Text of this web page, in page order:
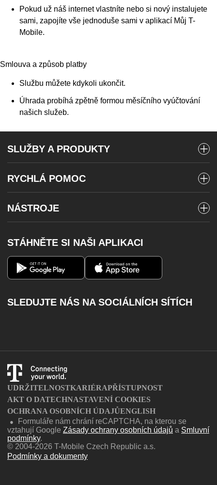
Pokud už náš internet vlastníte nebo si nový instalujete
sami, zapojíte vše jednoduše sami v aplikací Můj T-
Mobile.
Smlouva a způsob platby
Službu můžete kdykoli ukončit.
Úhrada probíhá zpětně formou měsíčního vyúčtování
našich služeb.
SLUŽBY A PRODUKTY
Předplacené karty
Internet
Telefony a zařízení
Magenta 1
RYCHLÁ POMOC
Stav objednávky
Volání na barevné linky
NÁSTROJE
Vyzvednout MMS
Můj T-Mobile
Aplikace Můj T-Mobile
STÁHNĚTE SI NAŠI APLIKACI
SLEDUJTE NÁS NA SOCIÁLNÍCH SÍTÍCH
UDRŽITELNOSTKARIÉRAPŘÍSTUPNOST
AKT O DATECHNASTAVENÍ COOKIES
OCHRANA OSOBNÍCH ÚDAJŮENGLISH
●
Formuláře nám chrání reCAPTCHA, na kterou se
vztahují Google Zásady ochrany osobních údajů a Smluvní
podmínky.
© 2004-2026 T-Mobile Czech Republic a.s.
Podmínky a dokumenty